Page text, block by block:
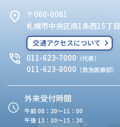
〒060-0061
札幌市中央区南1条西15丁目
交通アクセスについて
011-623-7000 （代表）
011-623-8000 （救急医療部）
外来受付時間
午前 08：20〜11：00
午後 13：00〜15：30